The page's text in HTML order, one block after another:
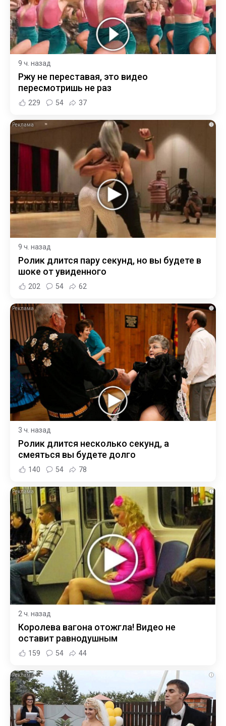
9 ч. назад
Ржу не переставая, это видео
пересмотришь не раз
229 54 37
i
9 ч. назад
Ролик длится пару секунд, но вы будете в
шоке от увиденного
202 54 62
i
3 ч. назад
Ролик длится несколько секунд, а
смеяться вы будете долго
140 54 78
i
2 ч. назад
Королева вагона отожгла! Видео не
оставит равнодушным
159 54 44
i